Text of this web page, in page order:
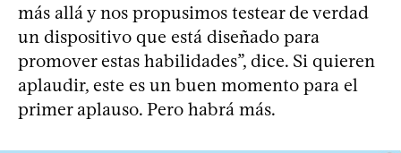
más allá y nos propusimos testear de verdad
un dispositivo que está diseñado para
promover estas habilidades”, dice. Si quieren
aplaudir, este es un buen momento para el
primer aplauso. Pero habrá más.